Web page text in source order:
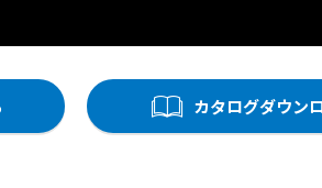
カタログダウン